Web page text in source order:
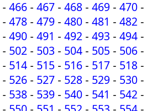
- 466 - 467 - 468 - 469 - 470 -
- 478 - 479 - 480 - 481 - 482 -
- 490 - 491 - 492 - 493 - 494 -
- 502 - 503 - 504 - 505 - 506 -
- 514 - 515 - 516 - 517 - 518 -
- 526 - 527 - 528 - 529 - 530 -
- 538 - 539 - 540 - 541 - 542 -